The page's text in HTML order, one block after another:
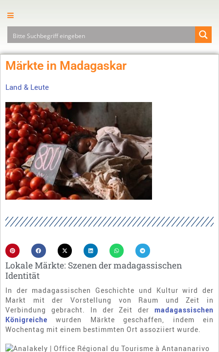
Märkte in Madagaskar
Land & Leute
Lokale Märkte: Szenen der madagassischen
Identität
In der madagassischen Geschichte und Kultur wird der
Markt mit der Vorstellung von Raum und Zeit in
Verbindung gebracht. In der Zeit der madagassischen
Königreiche wurden Märkte geschaffen, indem ein
Wochentag mit einem bestimmten Ort assoziiert wurde.